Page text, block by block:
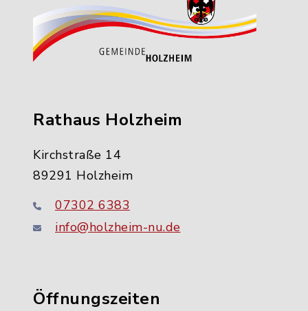
Rathaus Holzheim
Kirchstraße 14
89291 Holzheim
07302 6383
info@holzheim-nu.de
Öffnungszeiten